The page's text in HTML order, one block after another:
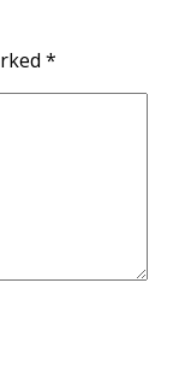
*